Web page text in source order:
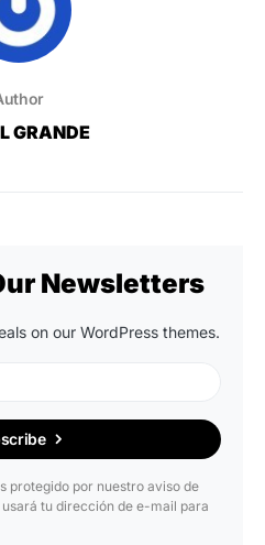
GRANDE
Newsletters
on our WordPress themes.
protegido por nuestro aviso de
tu dirección de e-mail para